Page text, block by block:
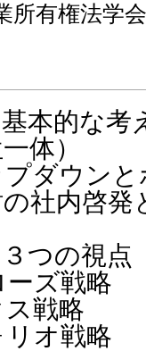
所有権法学
本的な考
体）
ダウンと
社内啓発
つの視点
ズ戦略
戦略
オ戦略